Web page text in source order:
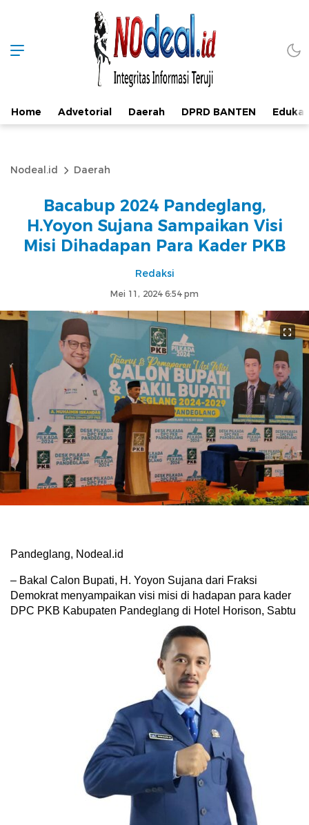
Home Advetorial Daerah DPRD BANTEN
Nodeal.id Daerah
Bacabup 2024 Pandeglang,
H.Yoyon Sujana Sampaikan Visi
Misi Dihadapan Para Kader PKB
Redaksi
Mei 11, 2024 6:54 pm
Pandeglang, Nodeal.id
– Bakal Calon Bupati, H. Yoyon Sujana dari Fraksi
Demokrat menyampaikan visi misi di hadapan para kader
DPC PKB Kabupaten Pandeglang di Hotel Horison, Sabtu